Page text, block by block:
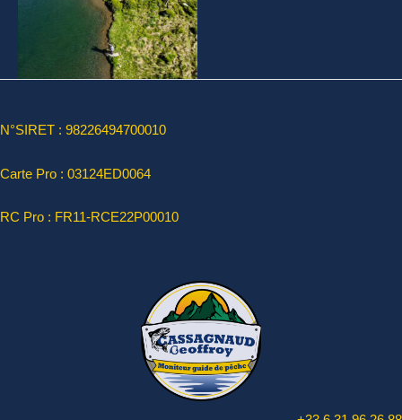
Aucune légende
N°SIRET : 98226494700010
Carte Pro : 03124ED0064
RC Pro : FR11-RCE22P00010